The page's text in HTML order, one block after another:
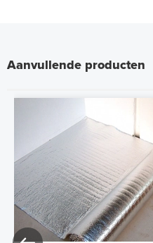
Aanvullende producten